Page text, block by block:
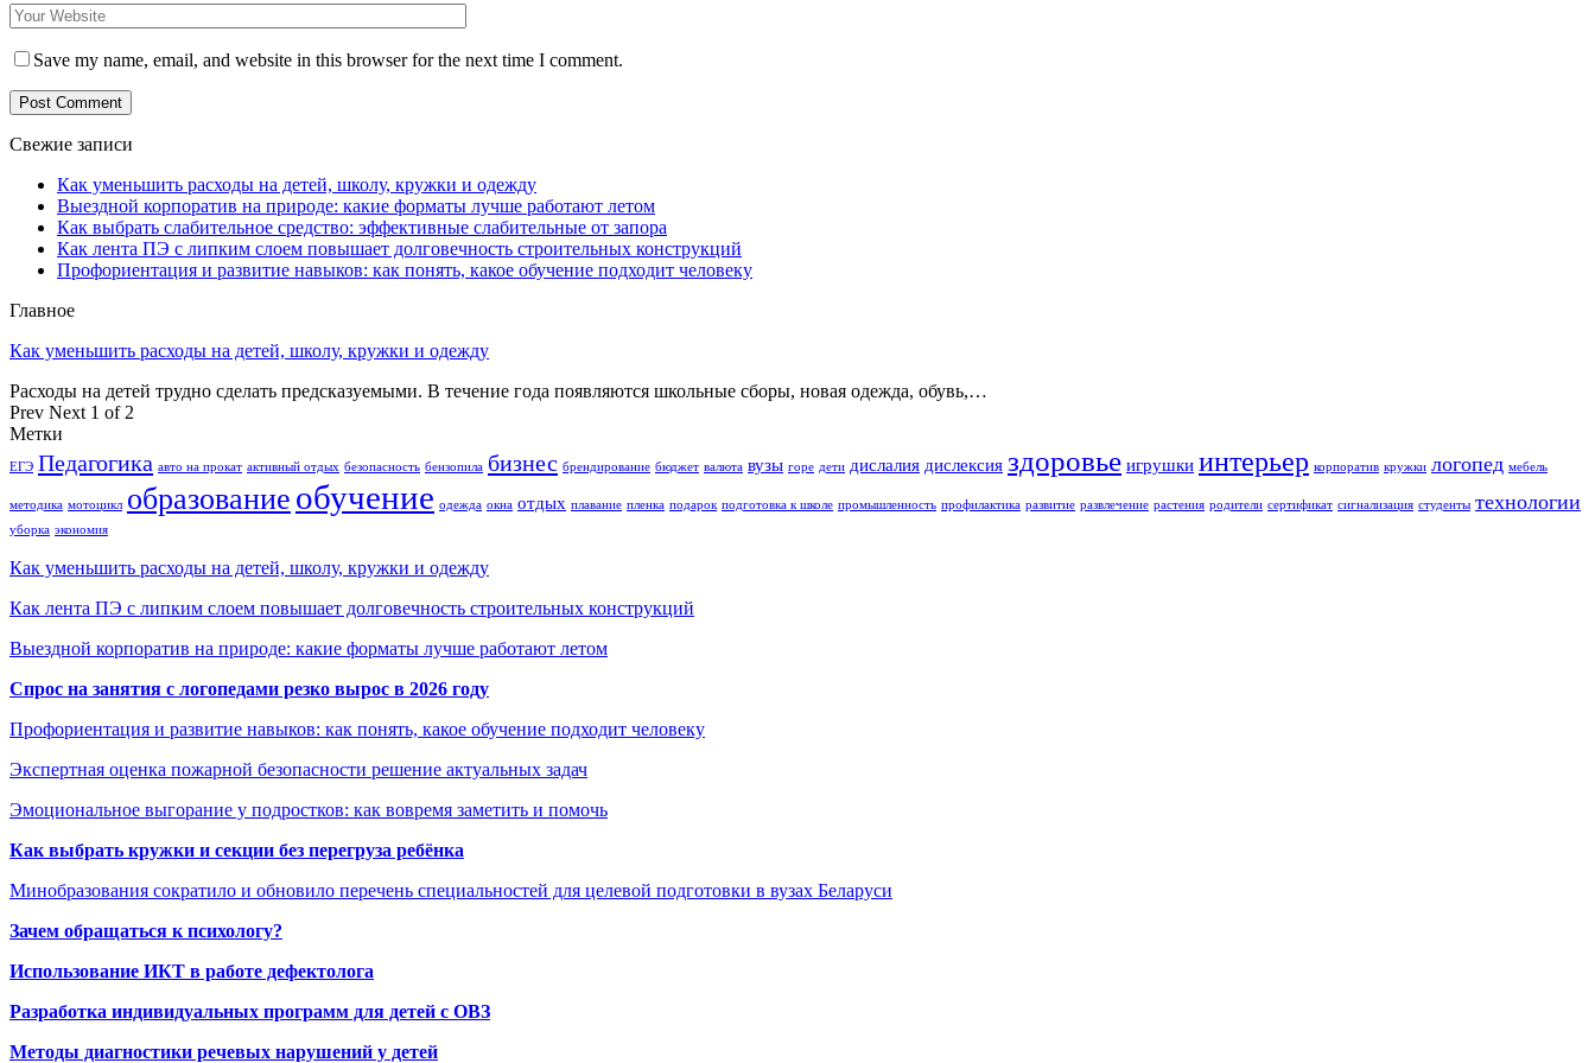
Save my name, email, and website in this browser for the next time I comment.
Свежие записи
Как уменьшить расходы на детей, школу, кружки и одежду
Выездной корпоратив на природе: какие форматы лучше работают летом
Как выбрать слабительное средство: эффективные слабительные от запора
Как лента ПЭ с липким слоем повышает долговечность строительных конструкций
Профориентация и развитие навыков: как понять, какое обучение подходит человеку
Главное
Как уменьшить расходы на детей, школу, кружки и одежду
Расходы на детей трудно сделать предсказуемыми. В течение года появляются школьные сборы, новая одежда, обувь,…
Prev Next 1 of 2
Метки
ЕГЭ Педагогика авто на прокат активный отдых безопасность бензопила бизнес брендирование бюджет валюта вузы горе дети дислалия дислексия здоровье игрушки интерьер корпоратив кружки логопед мебель
методика мотоцикл образование обучение одежда окна отдых плавание пленка подарок подготовка к школе промышленность профилактика развитие развлечение растения родители сертификат сигнализация студенты технологии
уборка экономия
Как уменьшить расходы на детей, школу, кружки и одежду
Как лента ПЭ с липким слоем повышает долговечность строительных конструкций
Выездной корпоратив на природе: какие форматы лучше работают летом
Спрос на занятия с логопедами резко вырос в 2026 году
Профориентация и развитие навыков: как понять, какое обучение подходит человеку
Экспертная оценка пожарной безопасности решение актуальных задач
Эмоциональное выгорание у подростков: как вовремя заметить и помочь
Как выбрать кружки и секции без перегруза ребёнка
Минобразования сократило и обновило перечень специальностей для целевой подготовки в вузах Беларуси
Зачем обращаться к психологу?
Использование ИКТ в работе дефектолога
Разработка индивидуальных программ для детей с ОВЗ
Методы диагностики речевых нарушений у детей